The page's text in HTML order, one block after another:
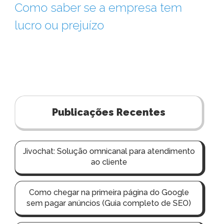
Como saber se a empresa tem
lucro ou prejuízo
Publicações Recentes
Jivochat: Solução omnicanal para atendimento
ao cliente
Como chegar na primeira página do Google
sem pagar anúncios (Guia completo de SEO)